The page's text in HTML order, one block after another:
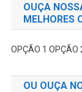
OUÇA
MELHORES
OPÇÃO 1 OPÇÃO
OU OUÇA